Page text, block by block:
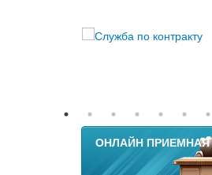
ОНЛАЙН ПРИЕМНАЯ